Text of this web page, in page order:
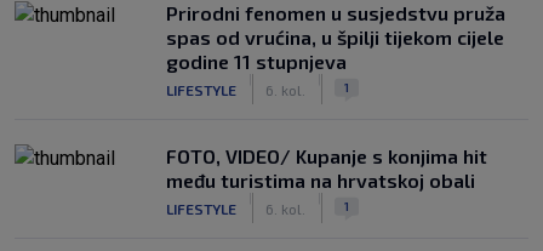
Prirodni fenomen u susjedstvu pruža
spas od vrućina, u špilji tijekom cijele
godine 11 stupnjeva
LIFESTYLE 6. kol. 1
FOTO, VIDEO/ Kupanje s konjima hit
među turistima na hrvatskoj obali
LIFESTYLE 6. kol. 1